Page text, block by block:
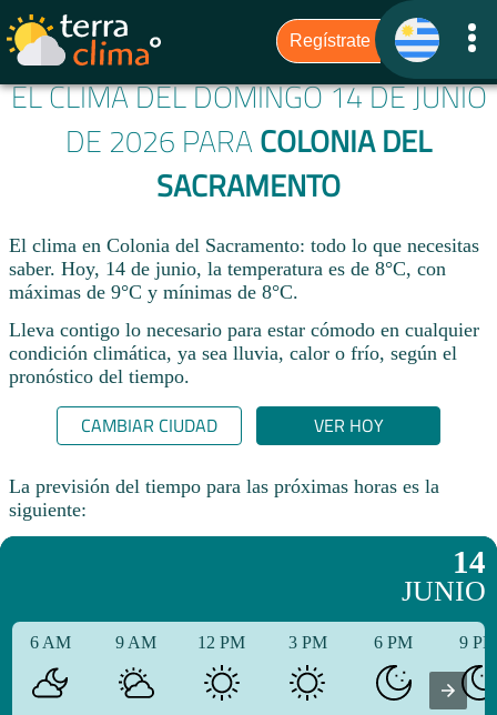
EL CLIMA DEL DOMINGO 14 DE JUNIO
DE 2026 PARA COLONIA DEL
SACRAMENTO
El clima en Colonia del Sacramento: todo lo que necesitas
saber. Hoy, 14 de junio, la temperatura es de 8°C, con
máximas de 9°C y mínimas de 8°C.
Lleva contigo lo necesario para estar cómodo en cualquier
condición climática, ya sea lluvia, calor o frío, según el
pronóstico del tiempo.
CAMBIAR CIUDAD VER HOY
La previsión del tiempo para las próximas horas es la
siguiente:
14
JUNIO
6 AM 9 AM 12 PM 3 PM 6 PM 9